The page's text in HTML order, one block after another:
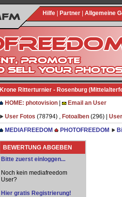
Hilfe Partner Allgemeine
Krone Ritterturnier - Rosenburg
HOME: photovision
Email an User
User Fotos (78794) , Fotoalben (296) |
MEDIAFREEDOM
PHOTOFREEDOM
BEWERTUNG ABGEBEN
Bitte zuerst einloggen...
Noch kein mediafreedom
User?
Hier gratis Registrierung!